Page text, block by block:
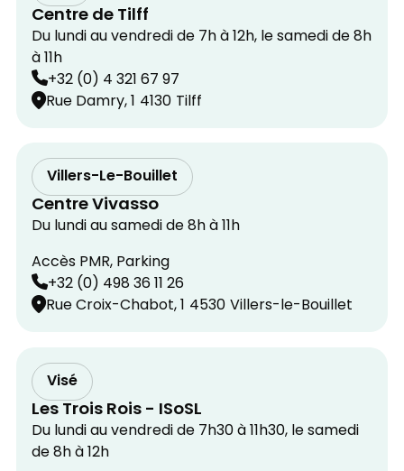
Centre de Tilff
Du lundi au vendredi de 7h à 12h, le samedi de 8h
à 11h
+32 (0) 4 321 67 97
Rue Damry, 1 4130 Tilff
Villers-Le-Bouillet
Centre Vivasso
Du lundi au samedi de 8h à 11h
Accès PMR, Parking
+32 (0) 498 36 11 26
Rue Croix-Chabot, 1 4530 Villers-le-Bouillet
Visé
Les Trois Rois - ISoSL
Du lundi au vendredi de 7h30 à 11h30, le samedi
de 8h à 12h